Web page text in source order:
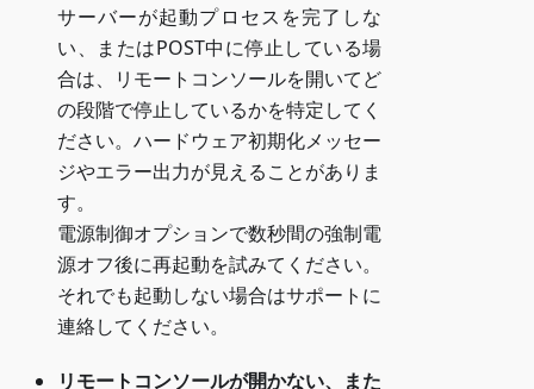
サーバーが起動プロセスを完了しな
い、またはPOST中に停止している場
合は、リモートコンソールを開いてど
の段階で停止しているかを特定してく
ださい。ハードウェア初期化メッセー
ジやエラー出力が見えることがありま
す。
電源制御オプションで数秒間の強制電
源オフ後に再起動を試みてください。
それでも起動しない場合はサポートに
連絡してください。
リモートコンソールが開かない、また